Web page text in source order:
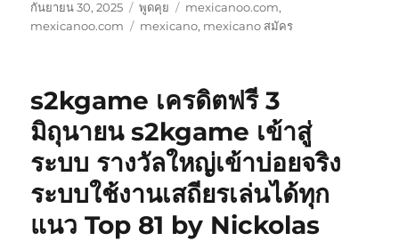
เขียน
เมื่อ
กันยายน 30, 2025
รูป
แบบ
พูดคุย
หมวด
หมู่
mexicanoo.com,
mexicanoo.com
ป้าย
mexicano, mexicano สมัคร
s2kgame เครดิตฟรี 3
มิถุนายน s2kgame เข้าสู่
ระบบ รางวัลใหญ่เข้าบ่อยจริง
ระบบใช้งานเสถียรเล่นได้ทุก
แนว Top 81 by Nickolas